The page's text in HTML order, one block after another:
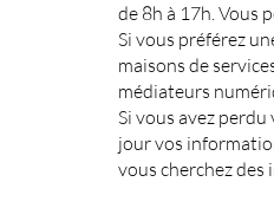
de 8h à 17h. Vous
Si vous préférez
maisons de
médiateurs
Si vous avez
jour vos
vous cherchez